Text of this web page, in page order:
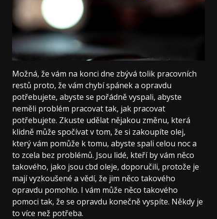
Možná, že vám na konci dne zbývá tolik pracovních
restů proto, že vám chybí spánek a opravdu
potřebujete, abyste se pořádně vyspali, abyste
neměli problém pracovat tak, jak pracovat
potřebujete. Zkuste udělat nějakou změnu, která
klidně může spočívat v tom, že si zakoupíte olej,
který vám pomůže k tomu, abyste spali celou noc a
to zcela bez problémů. Jsou lidé, kteří by vám něco
takového, jako jsou cbd oleje, doporučili, protože je
mají vyzkoušené a vědí, že jim něco takového
opravdu pomohlo. I vám může něco takového
pomoci tak, že se opravdu konečně vyspíte. Někdy je
to více než potřeba.